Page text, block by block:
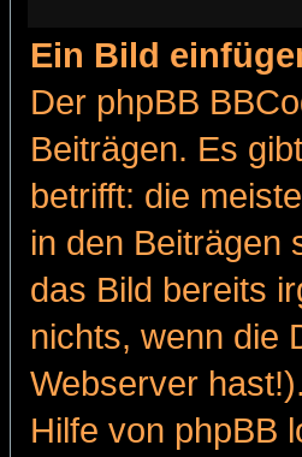
Ein Bild
Der phpBB
Beiträgen. Es
betrifft: die
in den Beiträgen
das Bild bereits
nichts, wenn die
Webserver
Hilfe von phpBB